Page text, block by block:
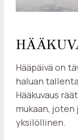
Hääpäivä on
haluan
Hääkuvaus
mukaan,
yksilöllinen.